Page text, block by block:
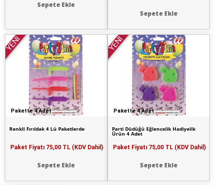
Sepete Ekle
Sepete Ekle
Pakette 4 Adet
YENİ
Renkli Fırıldak 4 Lü Paketlerde
Paket Fiyatı 75,00 TL (KDV Dahil)
Sepete Ekle
Pakette 4 Adet
YENİ
Parti Düdüğü Eğlencelik Hadiyelik
Ürün 4 Adet
Paket Fiyatı 75,00 TL (KDV Dahil)
Sepete Ekle